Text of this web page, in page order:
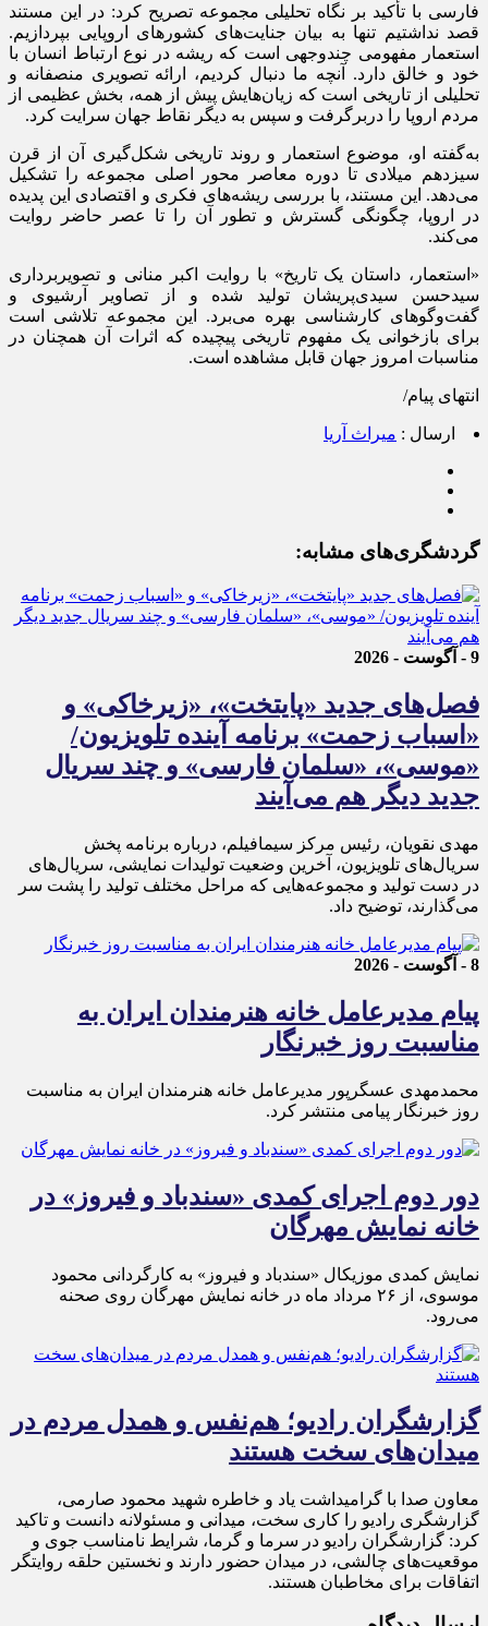
فارسی با تأکید بر نگاه تحلیلی مجموعه تصریح کرد: در این مستند
قصد نداشتیم تنها به بیان جنایت‌های کشورهای اروپایی بپردازیم.
استعمار مفهومی چندوجهی است که ریشه در نوع ارتباط انسان با
خود و خالق دارد. آنچه ما دنبال کردیم، ارائه‌ تصویری منصفانه و
تحلیلی از تاریخی است که زیان‌هایش پیش از همه، بخش عظیمی از
مردم اروپا را دربرگرفت و سپس به دیگر نقاط جهان سرایت کرد.
به‌گفته‌ او، موضوع استعمار و روند تاریخی شکل‌گیری آن از قرن
سیزدهم میلادی تا دوره‌ معاصر محور اصلی مجموعه را تشکیل
می‌دهد. این مستند، با بررسی ریشه‌های فکری و اقتصادی این پدیده
در اروپا، چگونگی گسترش و تطور آن را تا عصر حاضر روایت
می‌کند.
«استعمار، داستان یک تاریخ» با روایت اکبر منانی و تصویربرداری
سیدحسن سیدی‌پریشان تولید شده و از تصاویر آرشیوی و
گفت‌وگوهای کارشناسی بهره می‌برد. این مجموعه تلاشی است
برای بازخوانی یک مفهوم تاریخی پیچیده که اثرات آن همچنان در
مناسبات امروز جهان قابل مشاهده است.
انتهای پیام/
ارسال : میراث آریا
گردشگری‌های مشابه:
9 - آگوست - 2026
فصل‌های جدید «پایتخت»، «زیرخاکی» و
«اسباب زحمت» برنامه آینده تلویزیون/
«موسی»، «سلمان فارسی» و چند سریال
جدید دیگر هم می‌آیند
مهدی نقویان، رئیس مرکز سیمافیلم، درباره برنامه پخش
سریال‌های تلویزیون، آخرین وضعیت تولیدات نمایشی، سریال‌های
در دست تولید و مجموعه‌هایی که مراحل مختلف تولید را پشت سر
می‌گذارند، توضیح داد.
8 - آگوست - 2026
پیام مدیرعامل خانه هنرمندان ایران به
مناسبت روز خبرنگار
محمدمهدی عسگرپور مدیرعامل خانه هنرمندان ایران به مناسبت
روز خبرنگار پیامی منتشر کرد.
دور دوم اجرای کمدی «سندباد و فیروز» در
خانه نمایش مهرگان
نمایش کمدی موزیکال «سندباد و فیروز» به کارگردانی محمود
موسوی، از ۲۶ مرداد ماه در خانه نمایش مهرگان روی صحنه
می‌رود.
گزارشگران رادیو؛ هم‌نفس و همدل مردم در
میدان‌های سخت هستند
معاون صدا با گرامیداشت یاد و خاطره شهید محمود صارمی،
گزارشگری رادیو را کاری سخت، میدانی و مسئولانه دانست و تاکید
کرد: گزارشگران رادیو در سرما و گرما، شرایط نامناسب جوی و
موقعیت‌های چالشی، در میدان حضور دارند و نخستین حلقه روایتگر
اتفاقات برای مخاطبان هستند.